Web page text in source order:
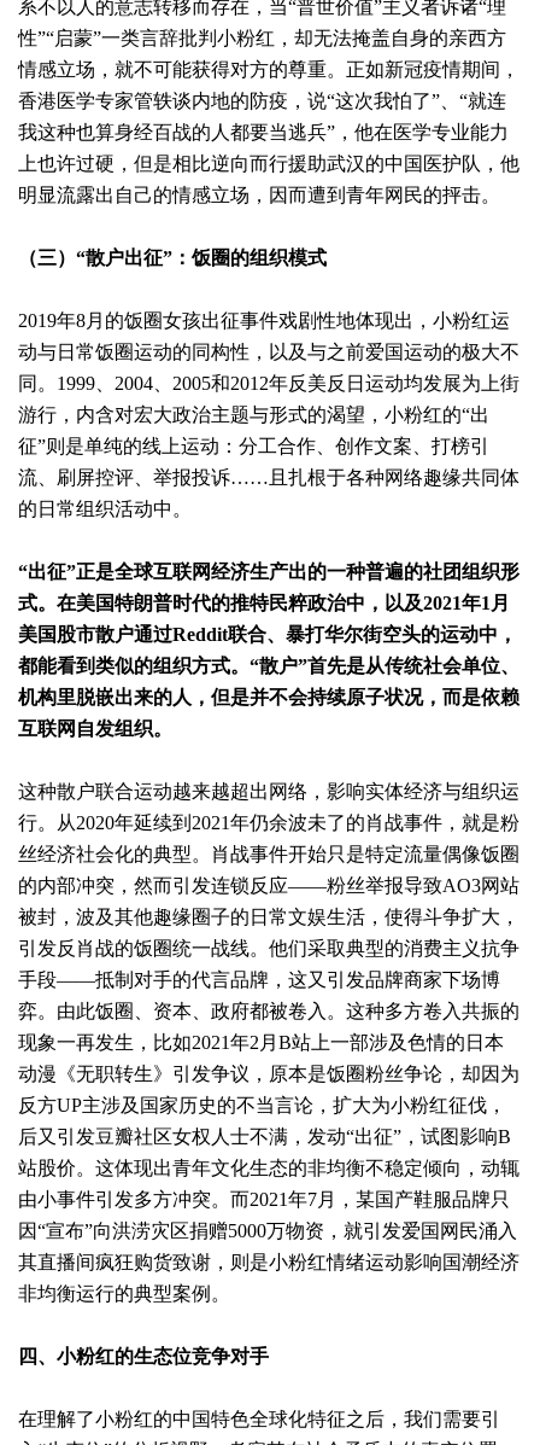
系不以人的意志转移而存在，当“普世价值”主义者诉诸“理
性”“启蒙”一类言辞批判小粉红，却无法掩盖自身的亲西方
情感立场，就不可能获得对方的尊重。正如新冠疫情期间，
香港医学专家管轶谈内地的防疫，说“这次我怕了”、“就连
我这种也算身经百战的人都要当逃兵”，他在医学专业能力
上也许过硬，但是相比逆向而行援助武汉的中国医护队，他
明显流露出自己的情感立场，因而遭到青年网民的抨击。
（三）“散户出征”：饭圈的组织模式
2019年8月的饭圈女孩出征事件戏剧性地体现出，小粉红运
动与日常饭圈运动的同构性，以及与之前爱国运动的极大不
同。1999、2004、2005和2012年反美反日运动均发展为上街
游行，内含对宏大政治主题与形式的渴望，小粉红的“出
征”则是单纯的线上运动：分工合作、创作文案、打榜引
流、刷屏控评、举报投诉……且扎根于各种网络趣缘共同体
的日常组织活动中。
“出征”正是全球互联网经济生产出的一种普遍的社团组织形
式。在美国特朗普时代的推特民粹政治中，以及2021年1月
美国股市散户通过Reddit联合、暴打华尔街空头的运动中，
都能看到类似的组织方式。“散户”首先是从传统社会单位、
机构里脱嵌出来的人，但是并不会持续原子状况，而是依赖
互联网自发组织。
这种散户联合运动越来越超出网络，影响实体经济与组织运
行。从2020年延续到2021年仍余波未了的肖战事件，就是粉
丝经济社会化的典型。肖战事件开始只是特定流量偶像饭圈
的内部冲突，然而引发连锁反应——粉丝举报导致AO3网站
被封，波及其他趣缘圈子的日常文娱生活，使得斗争扩大，
引发反肖战的饭圈统一战线。他们采取典型的消费主义抗争
手段——抵制对手的代言品牌，这又引发品牌商家下场博
弈。由此饭圈、资本、政府都被卷入。这种多方卷入共振的
现象一再发生，比如2021年2月B站上一部涉及色情的日本
动漫《无职转生》引发争议，原本是饭圈粉丝争论，却因为
反方UP主涉及国家历史的不当言论，扩大为小粉红征伐，
后又引发豆瓣社区女权人士不满，发动“出征”，试图影响B
站股价。这体现出青年文化生态的非均衡不稳定倾向，动辄
由小事件引发多方冲突。而2021年7月，某国产鞋服品牌只
因“宣布”向洪涝灾区捐赠5000万物资，就引发爱国网民涌入
其直播间疯狂购货致谢，则是小粉红情绪运动影响国潮经济
非均衡运行的典型案例。
四、小粉红的生态位竞争对手
在理解了小粉红的中国特色全球化特征之后，我们需要引